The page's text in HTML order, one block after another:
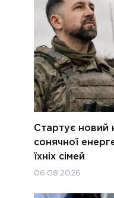
Стартує новий
сонячної
їхніх сімей
06.08.2026